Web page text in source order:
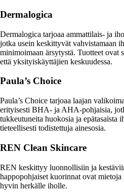
Dermalogica
Dermalogica tarjoaa ammattilais- ja
jotka usein keskittyvät vahvistamaan
minimoimaan ärsytystä. Tuotteet ovat
että yksityiskäyttäjien keskuudessa.
Paula’s Choice
Paula’s Choice tarjoaa laajan
erityisesti BHA- ja AHA-pohjaisia,
tukkeutuneita huokosia ja epätasaista
tieteellisesti todistettuja ainesosia.
REN Clean Skincare
REN keskittyy luonnollisiin ja
happopohjaiset kuorinnat ovat
hyvin herkälle iholle.